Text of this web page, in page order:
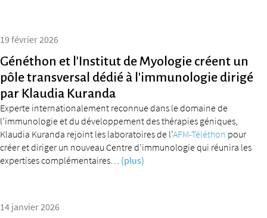
19 février 2026
Généthon et l’Institut de Myologie créent un
pôle transversal dédié à l’immunologie dirigé
par Klaudia Kuranda
Experte internationalement reconnue dans le domaine de
l’immunologie et du développement des thérapies géniques,
Klaudia Kuranda rejoint les laboratoires de l’AFM-Téléthon pour
créer et diriger un nouveau Centre d’immunologie qui réunira les
expertises complémentaires…
(plus)
14 janvier 2026